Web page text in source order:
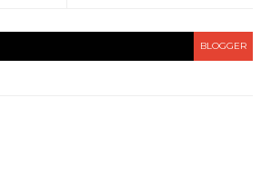
BLOGGER